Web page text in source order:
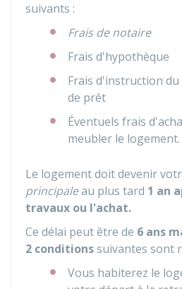
suivants :
Frais de notaire
Frais d'hypothèque
Frais d'instruction
de prêt
Éventuels frais
meubler le logement.
Le logement doit devenir
principaleau plus tard 1 an
travaux ou l'achat.
Ce délai peut être de 6 ans
2 conditionssuivantes sont
Vous habiterez le